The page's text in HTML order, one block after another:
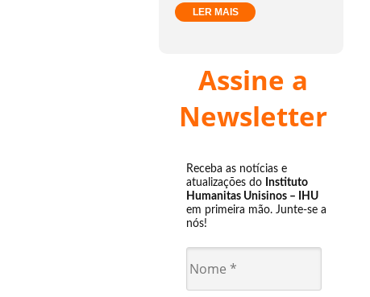
LER MAIS
Assine a
Newsletter
Receba as notícias e
atualizações do Instituto
Humanitas Unisinos – IHU
em primeira mão. Junte-se a
nós!